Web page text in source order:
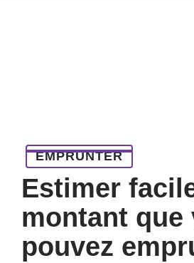
EMPRUNTER
Estimer
montant que
pouvez